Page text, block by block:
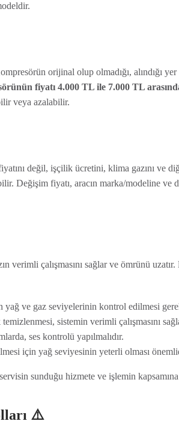
orijinal olup olmadığı, alındığı
fiyatı 4.000 TL ile 7.000 TL
veya azalabilir.
değil, işçilik ücretini, klima gazını ve
Değişim fiyatı, aracın marka/modeline ve
çalışmasını sağlar ve ömrünü uzatır.
yağ ve gaz seviyelerinin kontrol edilmesi
sistemin verimli çalışmasını
ses kontrolü yapılmalıdır.
için yağ seviyesinin yeterli olması
sunduğu hizmete ve işlemin
⚠️